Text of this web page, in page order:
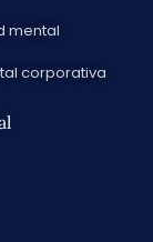
mental
corporativa